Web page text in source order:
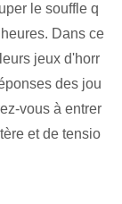
le souffle q
Dans ce
jeux d'horr
des jou
vous à entrer
et de tensio